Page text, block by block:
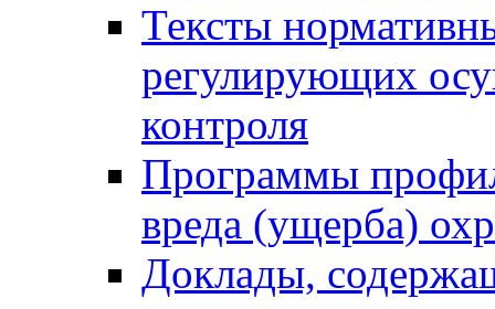
Тексты
регулирующих
контроля
Программы
вреда (ущерба)
Доклады,